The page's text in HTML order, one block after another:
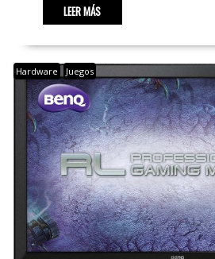
LEER MÁS
Hardware Juegos